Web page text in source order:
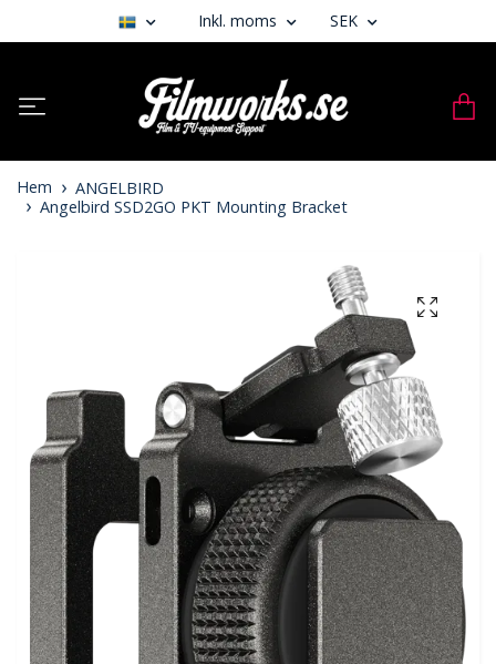
Inkl. moms SEK
Hem
ANGELBIRD
Angelbird SSD2GO PKT Mounting Bracket